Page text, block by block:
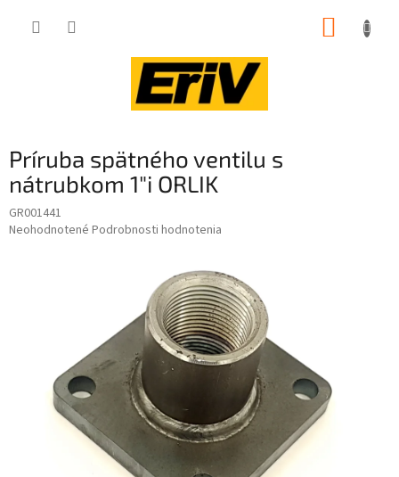
Príruba spätného ventilu s
nátrubkom 1"i ORLIK
GR001441
Priemerné
Neohodnotené Podrobnosti hodnotenia